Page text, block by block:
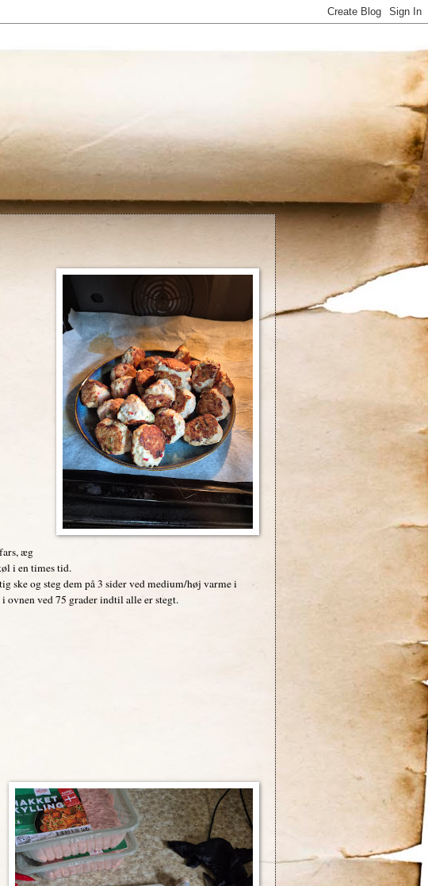
æg
i en times tid.
ske og steg dem på 3 sider ved medium/høj varme i
ovnen ved 75 grader indtil alle er stegt.